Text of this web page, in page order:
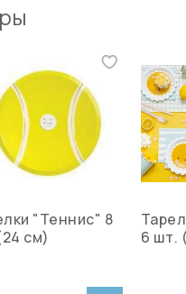
"Теннис" 8
см)
6 шт.